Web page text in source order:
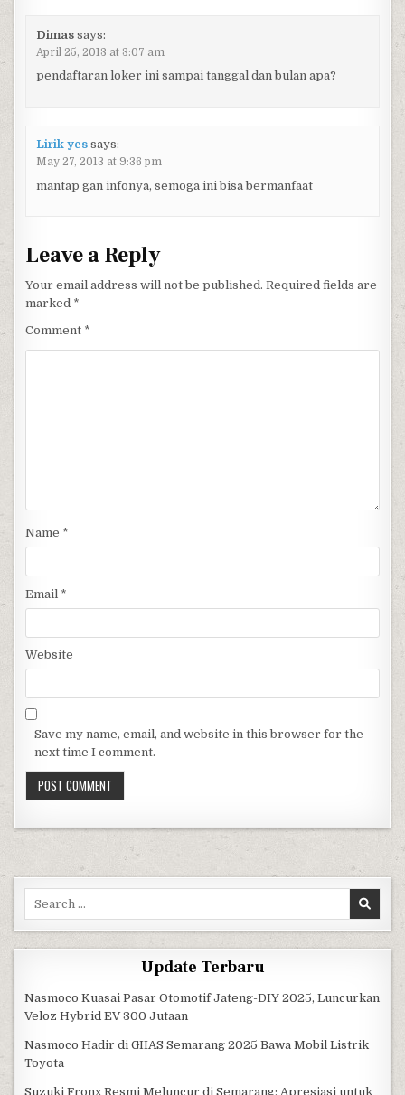
Dimas says:
April 25, 2013 at 3:07 am
pendaftaran loker ini sampai tanggal dan bulan apa?
Lirik yes says:
May 27, 2013 at 9:36 pm
mantap gan infonya, semoga ini bisa bermanfaat
Leave a Reply
Your email address will not be published. Required fields are
marked *
Comment *
Name *
Email *
Website
Save my name, email, and website in this browser for the
next time I comment.
Update Terbaru
Nasmoco Kuasai Pasar Otomotif Jateng-DIY 2025, Luncurkan
Veloz Hybrid EV 300 Jutaan
Nasmoco Hadir di GIIAS Semarang 2025 Bawa Mobil Listrik
Toyota
Suzuki Fronx Resmi Meluncur di Semarang: Apresiasi untuk